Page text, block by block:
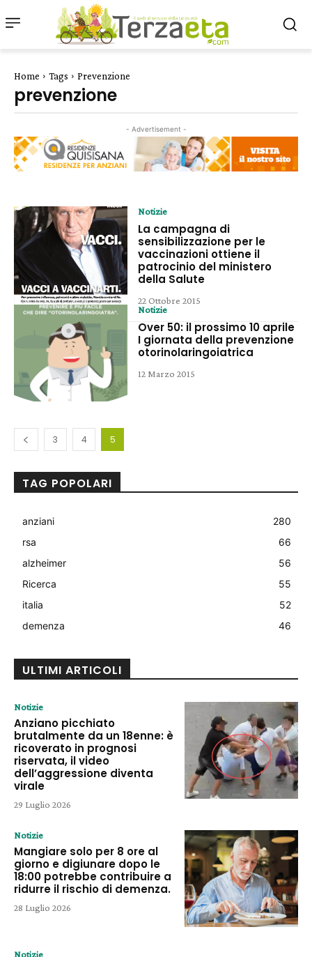
Home Tags Prevenzione
prevenzione
- Advertisement -
Notizie
La campagna di
sensibilizzazione per le
vaccinazioni ottiene il
patrocinio del ministero
della Salute
22 Ottobre 2015
Notizie
Over 50: il prossimo 10 aprile
I giornata della prevenzione
otorinolaringoiatrica
12 Marzo 2015
3 4 5
TAG POPOLARI
anziani
280
rsa
66
alzheimer
56
Ricerca
55
italia
52
demenza
46
ULTIMI ARTICOLI
Notizie
Anziano picchiato
brutalmente da un 18enne: è
ricoverato in prognosi
riservata, il video
dell’aggressione diventa
virale
29 Luglio 2026
Notizie
Mangiare solo per 8 ore al
giorno e digiunare dopo le
18:00 potrebbe contribuire a
ridurre il rischio di demenza.
28 Luglio 2026
Notizie